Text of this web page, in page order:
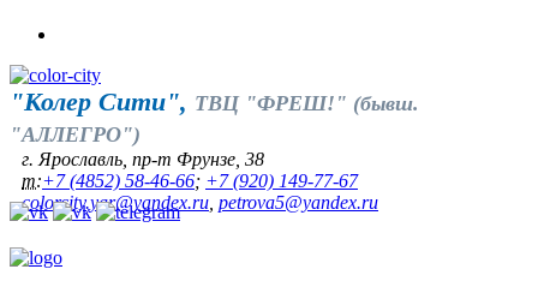
"Колер Сити", ТВЦ "ФРЕШ!" (бывш.
"АЛЛЕГРО")
г. Ярославль, пр-т Фрунзе, 38
т:+7 (4852) 58-46-66; +7 (920) 149-77-67
colorcity.yar@yandex.ru petrova5@yandex.ru